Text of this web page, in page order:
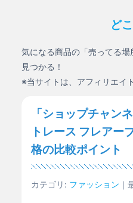
ど
気になる商品の「売ってる
見つかる！
※当サイトは、アフィリエイ
「ショップチャン
トレース フレアー
格の比較ポイント
カテゴリ: ファッション ｜